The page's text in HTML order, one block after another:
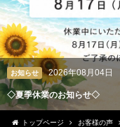
クレアン広報室 2026年08月
ペルシャ絨毯やギャッベも丸
トップページ お客様の声